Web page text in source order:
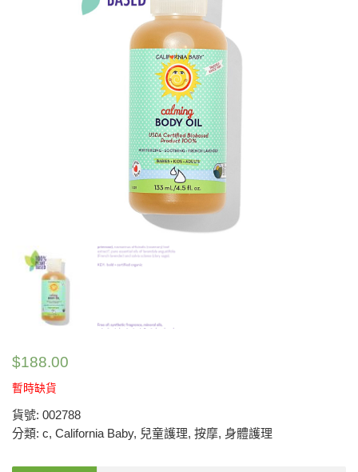
$188.00
暫時缺貨
貨號: 002788
分類: c, California Baby, 兒童護理, 按摩, 身體護理